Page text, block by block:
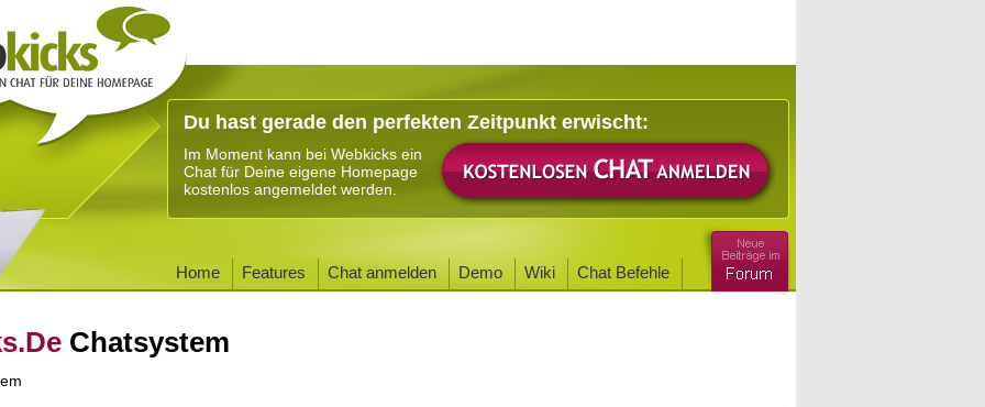
Du hast gerade den perfekten Zeitpunkt erwischt:
Im Moment kann bei Webkicks ein
Chat für Deine eigene Homepage
kostenlos angemeldet werden.
Home Features Chat anmelden Demo Wiki Chat Befehle
Chatsystem